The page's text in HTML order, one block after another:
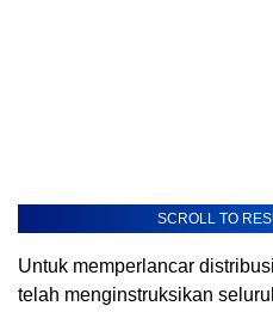
SCROLL TO
Untuk memperlancar
telah menginstruksikan